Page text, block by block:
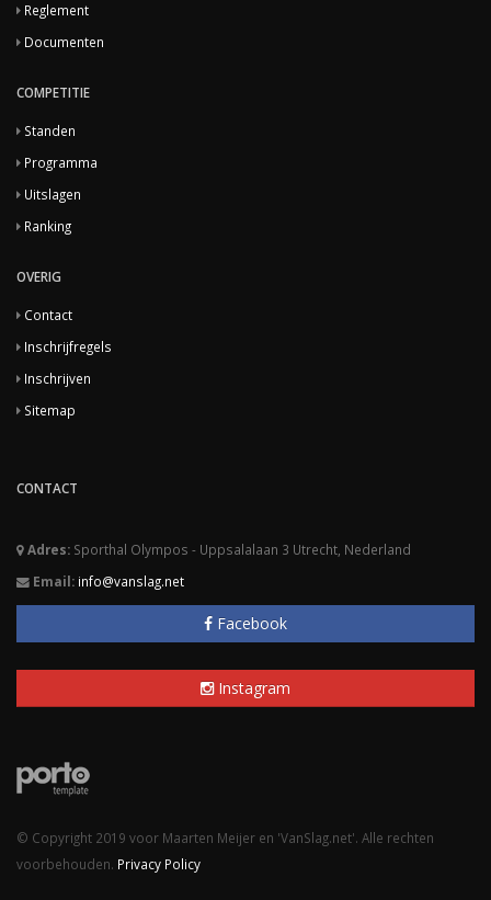
Reglement
Documenten
COMPETITIE
Standen
Programma
Uitslagen
Ranking
OVERIG
Contact
Inschrijfregels
Inschrijven
Sitemap
CONTACT
Adres: Sporthal Olympos - Uppsalalaan 3 Utrecht, Nederland
Email: info@vanslag.net
Facebook
Instagram
© Copyright 2019 voor Maarten Meijer en 'VanSlag.net'. Alle rechten
voorbehouden. Privacy Policy